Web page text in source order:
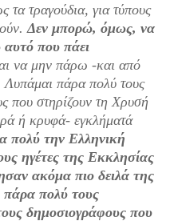
τα τραγούδια, για τύπους
Δεν μπορώ, όμως, να
που πάει
να μην πάρω -και από
πάρα πολύ τους
που στηρίζουν τη Χρυσή
ή κρυφά- εγκλήματά
πολύ την Ελληνική
ηγέτες της Εκκλησίας
ακόμα πιο δειλά της
πολύ τους
δημοσιογράφους που